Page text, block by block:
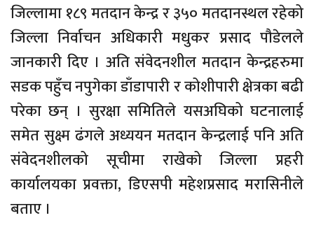
जिल्लामा १८९ मतदान केन्द्र र ३५० मतदानस्थल रहेको
जिल्ला निर्वाचन अधिकारी मधुकर प्रसाद पौडेलले
जानकारी दिए । अति संवेदनशील मतदान केन्द्रहरुमा
सडक पहुँच नपुगेका डाँडापारी र कोशीपारी क्षेत्रका बढी
परेका छन् । सुरक्षा समितिले यसअघिको घटनालाई
समेत सुक्ष्म ढंगले अध्ययन मतदान केन्द्रलाई पनि अति
संवेदनशीलको सूचीमा राखेको जिल्ला प्रहरी
कार्यालयका प्रवक्ता, डिएसपी महेशप्रसाद मरासिनीले
बताए ।